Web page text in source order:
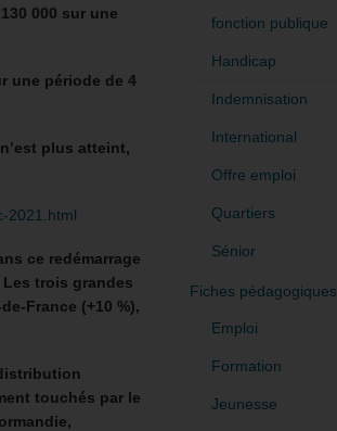
000 sur une
une période de 4
plus atteint,
2021.html
ce redémarrage
Les trois grandes
France (+10 %),
touchés par le
fonction publique
Handicap
Indemnisation
International
Offre emploi
Quartiers
Sénior
Fiches pédagogiques
Emploi
Formation
Jeunesse